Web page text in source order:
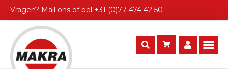
Vragen? Mail ons of bel +31 (0)77 474 42 50